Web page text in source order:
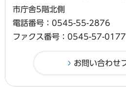
市庁舎5階北側
電話番号：0545-55-2876
ファクス番号：0545-57-0177